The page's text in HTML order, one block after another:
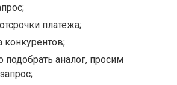
платежа;
подобрать аналог, просим